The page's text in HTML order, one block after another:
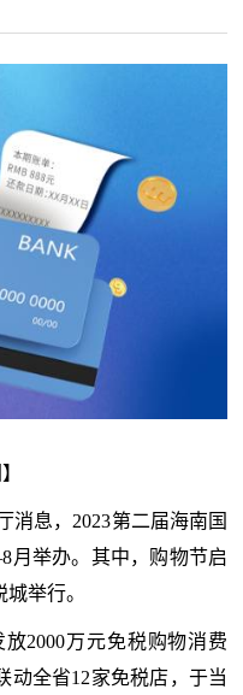
消息，2023第二届海南国
月举办。其中，购物节启
举行。
2000万元免税购物消费
动全省12家免税店，于当